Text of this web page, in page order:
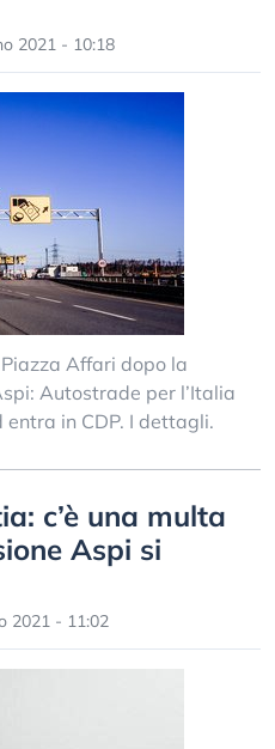
2021 - 10:18
Affari dopo la
Autostrade per l’Italia
entra in CDP. I dettagli.
c’è una multa
Aspi si
2021 - 11:02